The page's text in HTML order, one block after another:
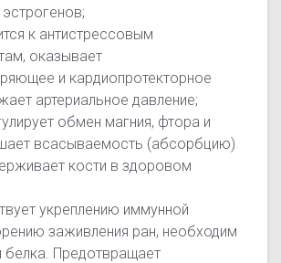
к антистрессовым
оказывает
и кардиопротекторное
артериальное давление;
обмен магния, фтора и
всасываемость (абсорбцию)
кости в здоровом
укреплению иммунной
заживления ран, необходим
белка. Предотвращает